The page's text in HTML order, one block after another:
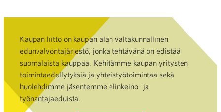
Kaupan liitto on kaupan alan valtakunnallinen
edunvalvontajärjestö, jonka tehtävänä on edistää
suomalaista kauppaa. Kehitämme kaupan yritysten
toimintaedellytyksiä ja yhteistyötoimintaa sekä
huolehdimme jäsentemme elinkeino- ja
työnantajaeduista.